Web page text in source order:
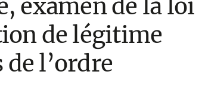
examen de la loi
de légitime
l’ordre